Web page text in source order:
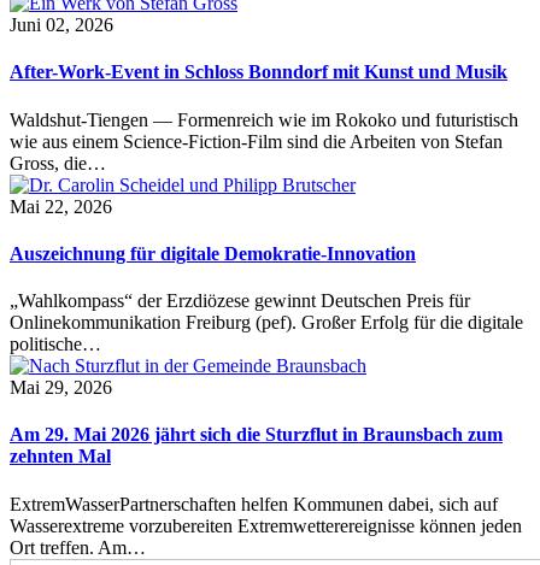
Juni 02, 2026
After-Work-Event in Schloss Bonndorf mit Kunst und Musik
Waldshut-Tiengen — Formenreich wie im Rokoko und futuristisch
wie aus einem Science-Fiction-Film sind die Arbeiten von Stefan
Gross, die…
Mai 22, 2026
Auszeichnung für digitale Demokratie-Innovation
„Wahlkompass“ der Erzdiözese gewinnt Deutschen Preis für
Onlinekommunikation Freiburg (pef). Großer Erfolg für die digitale
politische…
Mai 29, 2026
Am 29. Mai 2026 jährt sich die Sturzflut in Braunsbach zum
zehnten Mal
ExtremWasserPartnerschaften helfen Kommunen dabei, sich auf
Wasserextreme vorzubereiten Extremwetterereignisse können jeden
Ort treffen. Am…